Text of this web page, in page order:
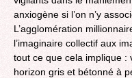
anxiogène si l’on n’y
L’agglomération
l’imaginaire collectif aux
tout ce que cela implique :
horizon gris et bétonné à